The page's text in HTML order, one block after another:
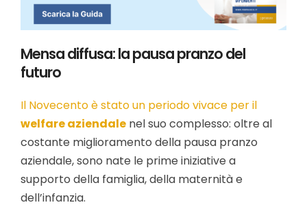
Mensa diffusa: la pausa pranzo del
futuro
Il Novecento è stato un periodo vivace per il
welfare aziendale nel suo complesso: oltre al
costante miglioramento della pausa pranzo
aziendale, sono nate le prime iniziative a
supporto della famiglia, della maternità e
dell’infanzia.